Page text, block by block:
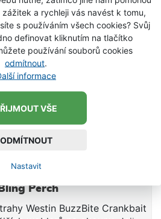
a rychleji vás navést k tomu,
s používáním všech cookies? Svůj
definovat kliknutím na tlačítko
používání souborů cookies
odmítnout.
informace
VŠE
ODMÍTNOUT
Nastavit
Perch
Westin BuzzBite Crankbait